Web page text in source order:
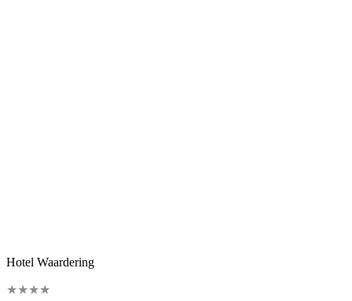
Hotel Waardering
★★★★